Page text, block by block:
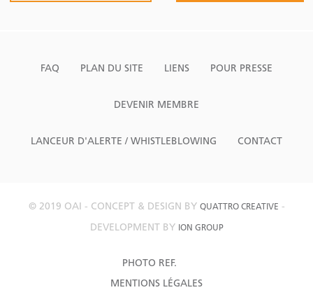
FAQ PLAN DU SITE LIENS POUR PRESSE
DEVENIR MEMBRE
LANCEUR D'ALERTE / WHISTLEBLOWING CONTACT
© 2019 OAI - CONCEPT & DESIGN BY QUATTRO CREATIVE -
DEVELOPMENT BY ION GROUP
PHOTO REF.
MENTIONS LÉGALES